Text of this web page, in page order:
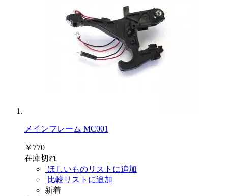
メインフレーム MC001
￥770
在庫切れ
ほしいものリストに追加
比較リストに追加
新着